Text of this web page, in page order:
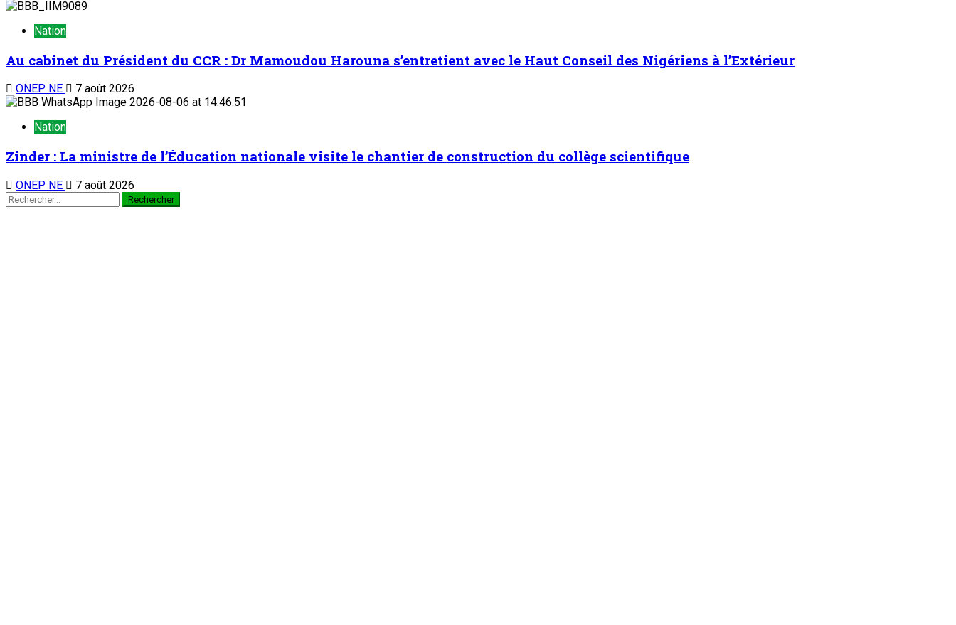
Nation
Au cabinet du Président du CCR : Dr Mamoudou Harouna s’entretient avec le Haut Conseil des Nigériens à l’Extérieur
ONEP NE 7 août 2026
Nation
Zinder : La ministre de l’Éducation nationale visite le chantier de construction du collège scientifique
ONEP NE 7 août 2026